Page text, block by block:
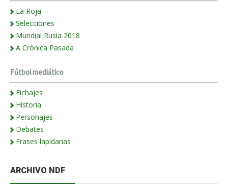
La Roja
Selecciones
Mundial Rusia 2018
A Crónica Pasada
Fútbol mediático
Fichajes
Historia
Personajes
Debates
Frases lapidarias
ARCHIVO NDF